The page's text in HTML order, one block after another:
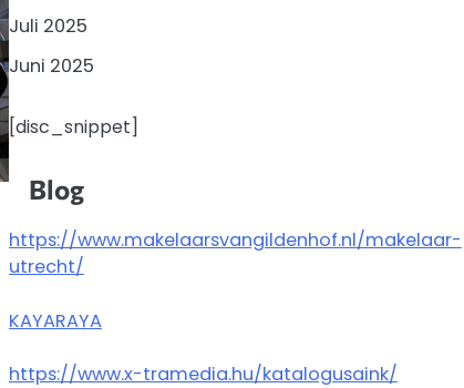
Juli 2025
Juni 2025
[disc_snippet]
Blog
https://www.makelaarsvangildenhof.nl/makelaar-
utrecht/
KAYARAYA
https://www.x-tramedia.hu/katalogusaink/